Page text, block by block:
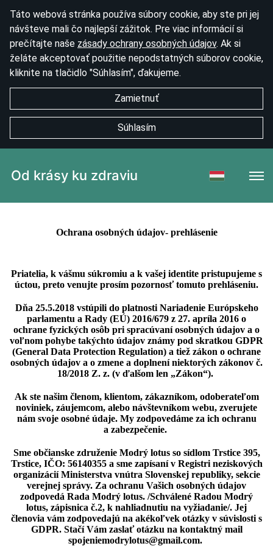
Táto webová stránka používa súbory cookie, aby ste pri jej
návšteve mali čo najlepší zážitok. Pre viac informácií si
prečítajte naše zásady ochrany osobných údajov. Ak si
želáte akceptovať použitie nepodstatných súborov cookie,
kliknite na tlačidlo "Súhlasím", ďakujeme.
Zamietnuť
Súhlasím
Od krásy ku zdraviu
Ochrana osobných údajov- prehlásenie
Priatelia, k vášmu súkromiu a k vašej identite pristupujeme s
úctou, preto venujte prosím pozornosť tomuto prehláseniu.
Dňa 25.5.2018 vstúpili do platnosti Nariadenie Európskeho
parlamentu a Rady (EÚ) 2016/679 z 27. apríla 2016 o
ochrane fyzických osôb pri spracúvaní osobných údajov a o
voľnom pohybe takýchto údajov známy pod skratkou GDPR
(General Data Protection Regulation) a tiež zákon o ochrane
osobných údajov a o zmene a doplnení niektorých zákonov č.
18/2018 Z. z. (v ďalšom len „Zákon“).
Ak ste našim členom, klientom, zákazníkom, odoberateľom
noviniek, záujemcom, alebo návštevníkom webu, zverujete
nám svoje osobné údaje. My zodpovedáme za ich ochranu
a zabezpečenie.
Sme občianske združenie Modrý lotus so sídlom Trstice 395,
Trstice, IČO: 56140355 a sme zapísaní v Registri neziskových
organizácií Ministerstva vnútra Slovenskej republiky, sekcie
verejnej správy. Za ochranu Vašich osobných údajov
zodpovedá Rada Modrý lotus. /Schválené Radou Modrý
lotus, zápisnica č.2, k nahliadnutiu na vyžiadanie/. Jej
členovia vám zodpovedajú na akékoľvek otázky v súvislosti s
GDPR. Stačí Vám zaslať otázku na kontaktný mail
spojeniemodrylotus@gmail.com.